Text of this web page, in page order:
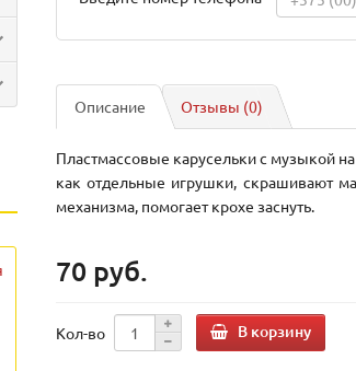
Описание Отзывы (0)
Пластмассовые карусельки с музыкой
как отдельные игрушки, скрашивают
механизма, помогает крохе заснуть.
70 руб.
Кол-во В корзину